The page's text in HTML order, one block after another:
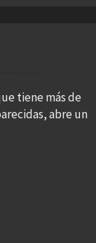
tiene más de
abre un